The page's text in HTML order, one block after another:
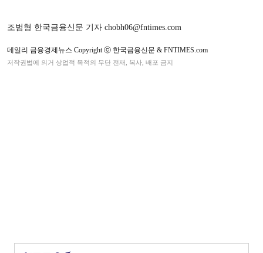
조범형 한국금융신문 기자 chobh06@fntimes.com
데일리 금융경제뉴스 Copyright ⓒ 한국금융신문 & FNTIMES.com
저작권법에 의거 상업적 목적의 무단 전재, 복사, 배포 금지